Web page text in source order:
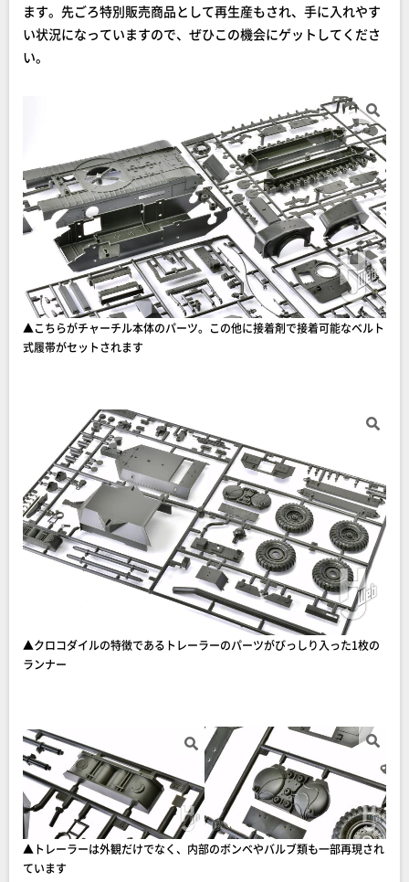
ます。先ごろ特別販売商品として再生産もされ、手に入れやす
い状況になっていますので、ぜひこの機会にゲットしてくださ
い。
▲こちらがチャーチル本体のパーツ。この他に接着剤で接着可能なベルト
式履帯がセットされます
▲クロコダイルの特徴であるトレーラーのパーツがびっしり入った1枚の
ランナー
▲トレーラーは外観だけでなく、内部のボンベやバルブ類も一部再現され
ています